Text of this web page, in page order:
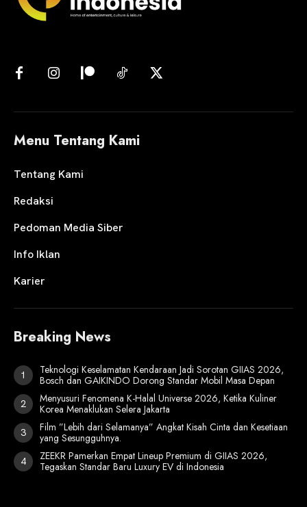
Menu Tentang Kami
Tentang Kami
Redaksi
Pedoman Media Siber
Info Iklan
Karier
Breaking News
Teknologi Keselamatan Kendaraan Jadi Sorotan GIIAS 2026,
Bosch dan GAIKINDO Dorong Standar Mobil Masa Depan
Menyusuri Fenomena K-Halal Universe 2026, Ketika Kuliner
Korea Menaklukan Selera Jakarta
Film ”Lebih dari Selamanya” Angkat Kisah Cinta dan Kesetiaan
yang Sesungguhnya.
ZEEKR Pamerkan Empat Lineup Premium di GIIAS 2026,
Tegaskan Standar Baru Luxury EV di Indonesia